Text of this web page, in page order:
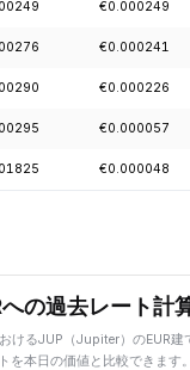
€0.000249
€0.000241
€0.000226
€0.000057
€0.000048
への過去レート計
けるJUP（Jupiter）のEUR建
を本日の価値と比較できます。